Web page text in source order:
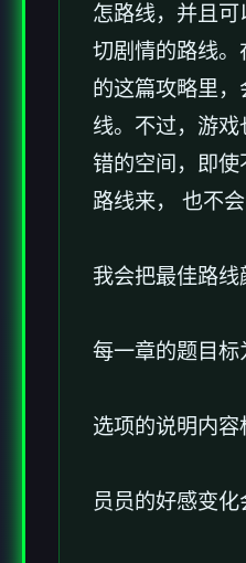
怎路线，并且
切剧情的路线
的这篇攻略里
线。不过，游
错的空间，即
路线来， 也不会
我会把最佳路
每一章的题目标
选项的说明内容
员员的好感变